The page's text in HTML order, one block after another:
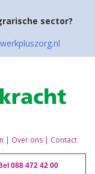
sector?
werkpluszorg.nl
| Over ons | Contact
088 472 42 00